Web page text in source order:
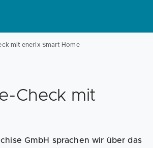
mit enerix Smart Home
Check mit
GmbH sprachen wir über das